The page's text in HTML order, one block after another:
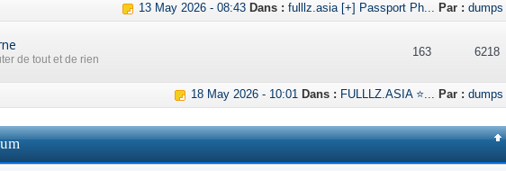
13 May 2026 - 08:43 Dans : fulllz.asia [+] Passport Ph... Par : dumps
de tout et de rien
163 6218
18 May 2026 - 10:01 Dans : FULLLZ.ASIA ⭐... Par : dumps